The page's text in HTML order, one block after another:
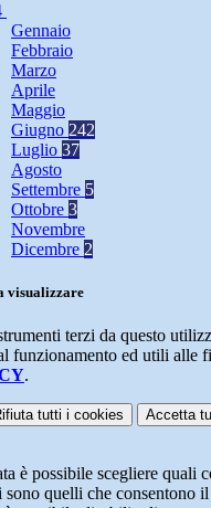
Gennaio
Febbraio
Marzo
Aprile
Maggio
Giugno 242
Luglio 37
Agosto
Settembre 5
Ottobre 3
Novembre
Dicembre 2
visualizzare
terzi da questo
funzionamento ed utili alle
.
tutti i cookies Accetta
è possibile scegliere quali
sono quelli che consentono